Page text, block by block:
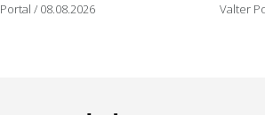
08.08.2026 Valter